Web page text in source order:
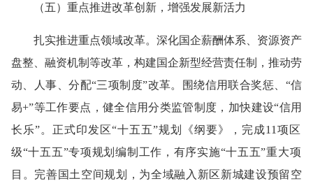
（五） 重点推进改革创新，增强发展新活力
扎实推进重点领域改革。 深化国企薪酬体系、资源资产
盘整、融资机制等改革，构建国企新型经营责任制，推动劳
动、人事、分配“三项制度”改革。围绕信用联合奖惩、“信
易+”等工作要点，健全信用分类监管制度，加快建设“信用
长乐”。正式印发区“十五五”规划《纲要》
， 完成11项区
级“十五五”专项规划编制工作 ， 有序实施“十五五”重大项
目。完善国土空间规划，为全域融入新区新城建设预留空